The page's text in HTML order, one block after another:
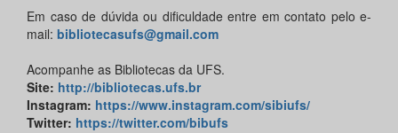
Em caso de dúvida ou dificuldade entre em contato pelo e-
mail: bibliotecasufs@gmail.com
Acompanhe as Bibliotecas da UFS.
Site: http://bibliotecas.ufs.br
Instagram: https://www.instagram.com/sibiufs/
Twitter: https://twitter.com/bibufs